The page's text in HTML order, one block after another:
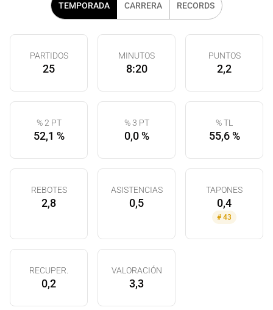
TEMPORADA CARRERA RECORDS
PARTIDOS
25
MINUTOS
8:20
PUNTOS
2,2
% 2 PT
52,1 %
% 3 PT
0,0 %
% TL
55,6 %
REBOTES
2,8
ASISTENCIAS
0,5
TAPONES
0,4
# 43
RECUPER.
0,2
VALORACIÓN
3,3